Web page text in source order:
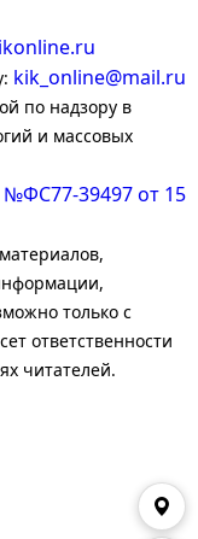
kik_online@mail.ru
по надзору в
и массовых
№ФС77-39497 от 15
только с
ответственности
читателей.